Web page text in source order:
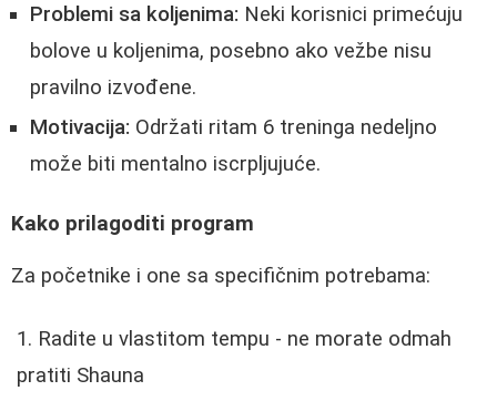
Problemi sa koljenima: Neki korisnici primećuju
bolove u koljenima, posebno ako vežbe nisu
pravilno izvođene.
Motivacija: Održati ritam 6 treninga nedeljno
može biti mentalno iscrpljujuće.
Kako prilagoditi program
Za početnike i one sa specifičnim potrebama:
Radite u vlastitom tempu - ne morate odmah
pratiti Shauna